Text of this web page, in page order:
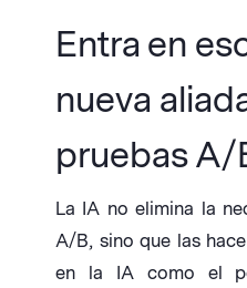
Entra en
nueva
pruebas A/
La IA no elimina la
A/B, sino que las
en la IA como el